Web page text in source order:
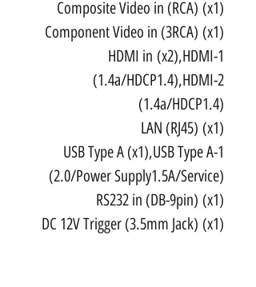
Composite Video in (RCA) (x1)
Component Video in (3RCA) (x1)
HDMI in (x2),HDMI-1
(1.4a/HDCP1.4),HDMI-2
(1.4a/HDCP1.4)
LAN (RJ45) (x1)
USB Type A (x1),USB Type A-1
(2.0/Power Supply1.5A/Service)
RS232 in (DB-9pin) (x1)
DC 12V Trigger (3.5mm Jack) (x1)